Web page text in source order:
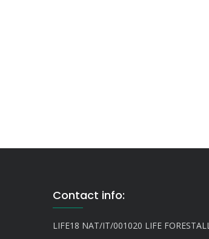
Contact info:
LIFE18 NAT/IT/001020 LIFE FORESTALL